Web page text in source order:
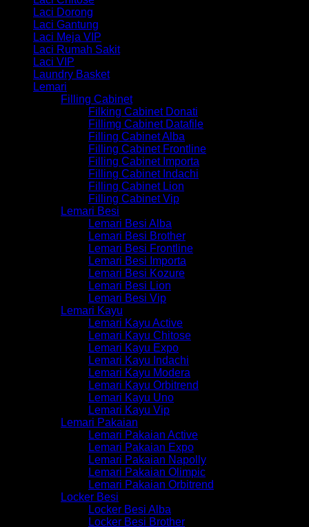
Laci Dorong
Laci Gantung
Laci Meja VIP
Laci Rumah Sakit
Laci VIP
Laundry Basket
Lemari
Filling Cabinet
Filking Cabinet Donati
Fillimg Cabinet Datafile
Filling Cabinet Alba
Filling Cabinet Frontline
Filling Cabinet Importa
Filling Cabinet Indachi
Filling Cabinet Lion
Filling Cabinet Vip
Lemari Besi
Lemari Besi Alba
Lemari Besi Brother
Lemari Besi Frontline
Lemari Besi Importa
Lemari Besi Kozure
Lemari Besi Lion
Lemari Besi Vip
Lemari Kayu
Lemari Kayu Active
Lemari Kayu Chitose
Lemari Kayu Expo
Lemari Kayu Indachi
Lemari Kayu Modera
Lemari Kayu Orbitrend
Lemari Kayu Uno
Lemari Kayu Vip
Lemari Pakaian
Lemari Pakaian Active
Lemari Pakaian Expo
Lemari Pakaian Napolly
Lemari Pakaian Olimpic
Lemari Pakaian Orbitrend
Locker Besi
Locker Besi Alba
Locker Besi Brother